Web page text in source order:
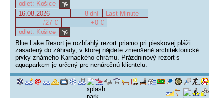
odlet: Košice
16.08.2026
8 dní
Last Minute
727 €
+0 €
odlet: Košice
Blue Lake Resort je rozhľahlý rezort priamo pri pieskovej pláži
zasadený do záhrady, v ktorej nájdete zmenšené architektonické
prvky známeho Karnackého chrámu. Prázdninový rezort s
aquaparkom je určený pre nenáročnú klientelu.